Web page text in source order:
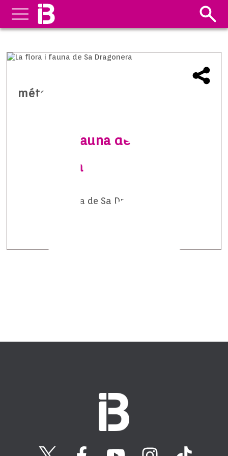
méteo temps i natura
La flora i fauna de Sa
Dragonera
La flora i fauna de Sa Dragonera